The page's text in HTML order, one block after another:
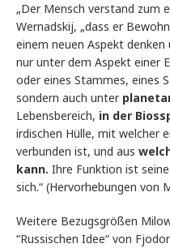
„Der Mensch verstand zum
Wernadskij, „dass er
einem neuen Aspekt
nur unter dem Aspekt einer
oder eines Stammes, eines
sondern auch unter
Lebensbereich, in der
irdischen Hülle, mit welcher
verbunden ist, und aus
kann. Ihre Funktion ist
sich.“ (Hervorhebungen von
Weitere Bezugsgrößen
“Russischen Idee“ von